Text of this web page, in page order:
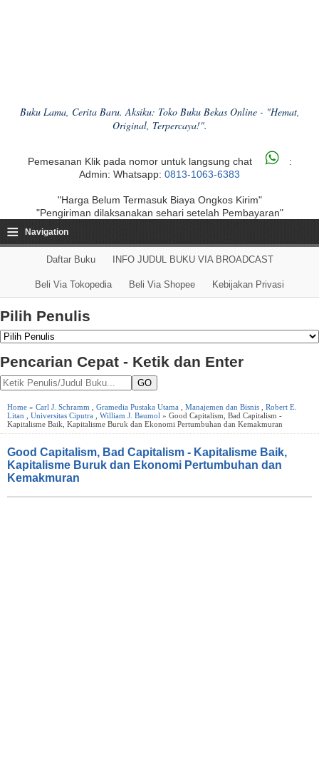
Buku Lama, Cerita Baru. Aksiku: Toko Buku Bekas Online - "Hemat,
Original, Terpercaya!".
Pemesanan Klik pada nomor untuk langsung chat
:
Admin: Whatsapp: 0813-1063-6383
"Harga Belum Termasuk Biaya Ongkos Kirim"
"Pengiriman dilaksanakan sehari setelah Pembayaran"
≡ Navigation
Daftar Buku INFO JUDUL BUKU VIA BROADCAST
Beli Via Tokopedia Beli Via Shopee Kebijakan Privasi
Pilih Penulis
Pencarian Cepat - Ketik dan Enter
GO
Home » Carl J. Schramm Gramedia Pustaka Utama Manajemen dan Bisnis
Robert E.
Litan
Universitas Ciputra William J. Baumol » Good Capitalism, Bad Capitalism -
Kapitalisme Baik, Kapitalisme Buruk dan Ekonomi Pertumbuhan dan Kemakmuran
Good Capitalism, Bad Capitalism - Kapitalisme Baik,
Kapitalisme Buruk dan Ekonomi Pertumbuhan dan
Kemakmuran